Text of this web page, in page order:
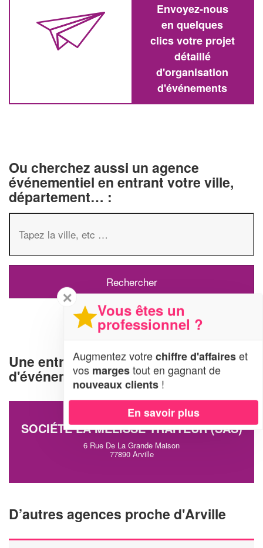
Envoyez-nous
en quelques
clics votre projet
détaillé
d'organisation
d'événements
Ou cherchez aussi un agence
événementiel en entrant votre ville,
département… :
Une entreprise d'organisation
d'événements à Arville (77890)
SOCIÉTÉ LA MELISSE TRAITEUR (SAS)
6 Rue De La Grande Maison
77890 Arville
D’autres agences proche d'Arville
✕
Vous êtes un
professionnel ?
Augmentez votrechiffre d'affaireset
vos margestout en gagnant de
nouveaux clients !
En savoir plus